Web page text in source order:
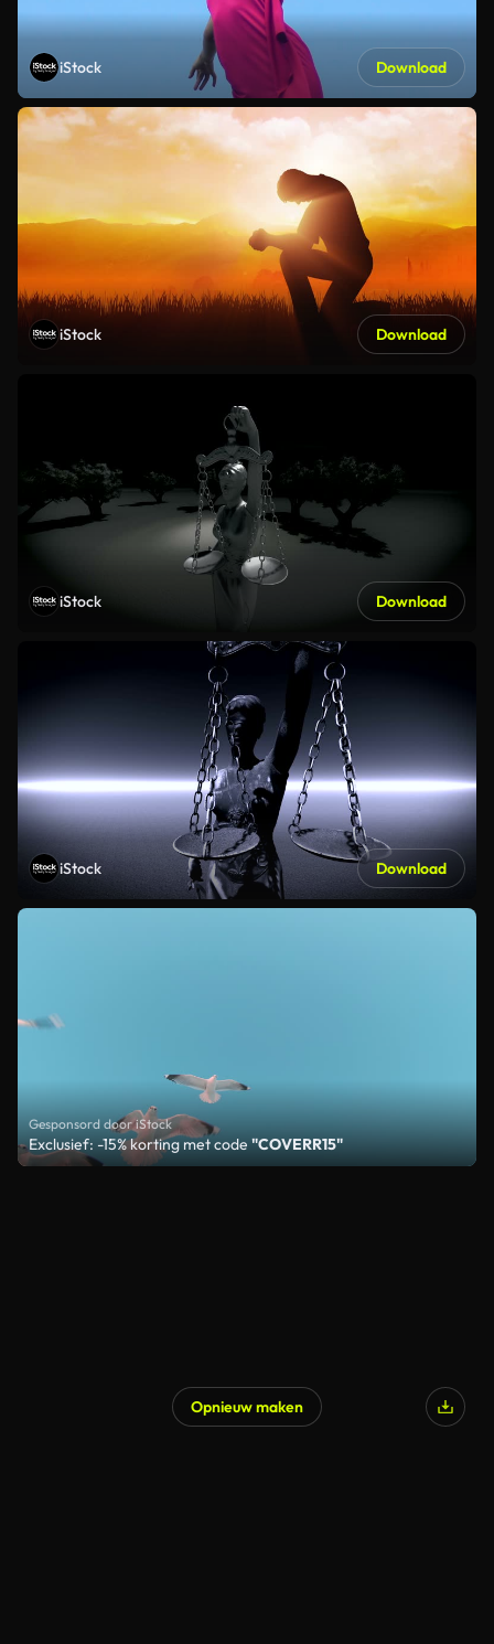
iStock Download
iStock Download
iStock Download
iStock Download
Gesponsord door iStock
Exclusief: -15% korting met code "COVERR15"
Opnieuw maken